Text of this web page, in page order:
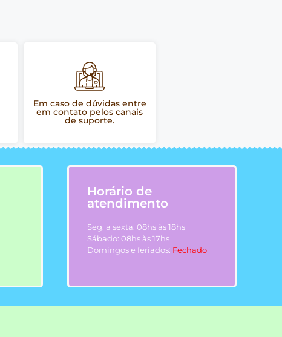
Em caso de dúvidas entre
em contato pelos canais
de suporte.
Horário de
atendimento
Seg. a sexta: 08hs às 18hs
Sábado: 08hs às 17hs
Domingos e feriados: Fechado